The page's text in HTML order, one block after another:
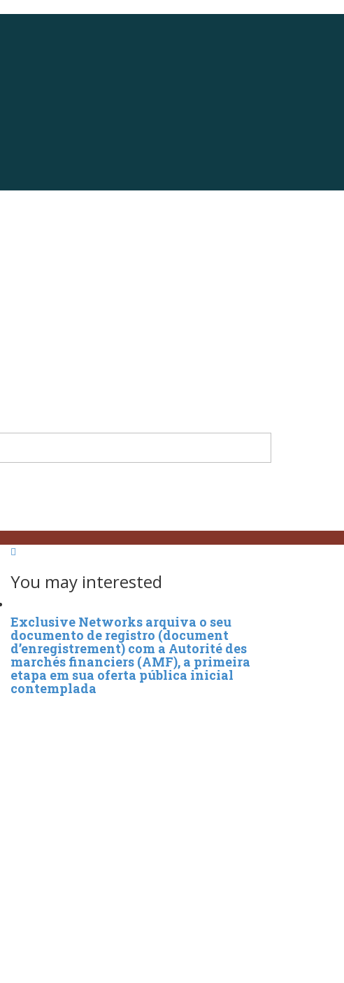
You may interested
Exclusive Networks arquiva o seu
documento de registro (document
d’enregistrement) com a Autorité des
marchés financiers (AMF), a primeira
etapa em sua oferta pública inicial
contemplada